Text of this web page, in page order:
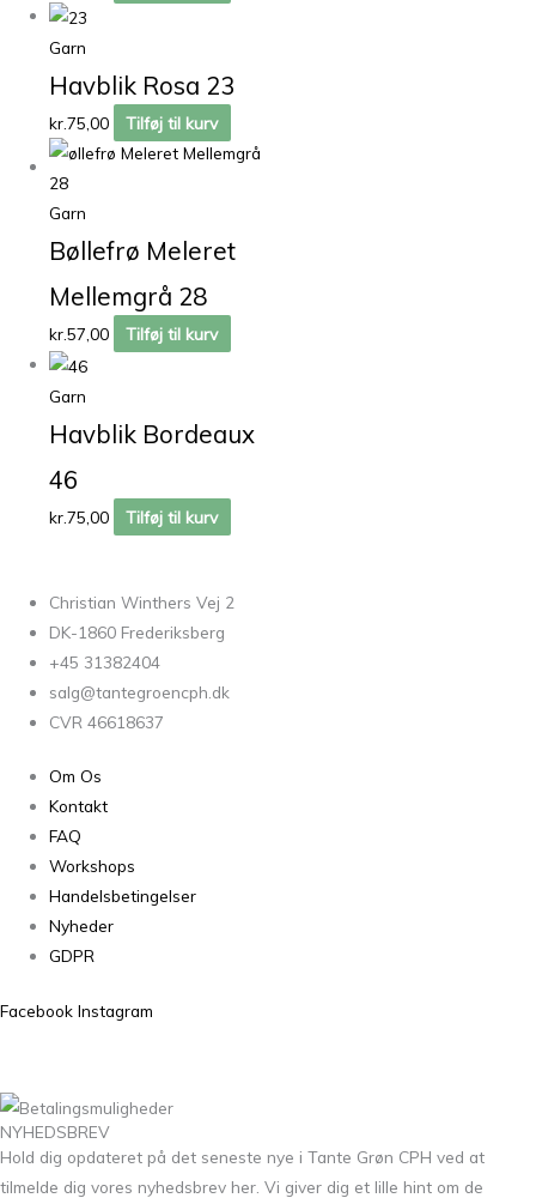
Garn
Havblik Rosa 23
kr.75,00 Tilføj til kurv
Garn
Bøllefrø Meleret
Mellemgrå 28
kr.57,00 Tilføj til kurv
Garn
Havblik Bordeaux
46
kr.75,00 Tilføj til kurv
Christian Winthers Vej 2
DK-1860 Frederiksberg
+45 31382404
salg@tantegroencph.dk
CVR 46618637
Om Os
Kontakt
FAQ
Workshops
Handelsbetingelser
Nyheder
GDPR
Facebook Instagram
NYHEDSBREV
Hold dig opdateret på det seneste nye i Tante Grøn CPH ved at
tilmelde dig vores nyhedsbrev her. Vi giver dig et lille hint om de